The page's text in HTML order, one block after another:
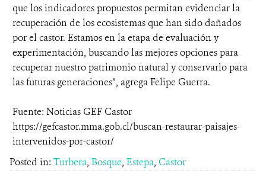
que los indicadores propuestos permitan evidenciar la
recuperación de los ecosistemas que han sido dañados
por el castor. Estamos en la etapa de evaluación y
experimentación, buscando las mejores opciones para
recuperar nuestro patrimonio natural y conservarlo para
las futuras generaciones”, agrega Felipe Guerra.
Fuente: Noticias GEF Castor
https://gefcastor.mma.gob.cl/buscan-restaurar-paisajes-
intervenidos-por-castor/
Posted in: Turbera, Bosque, Estepa, Castor